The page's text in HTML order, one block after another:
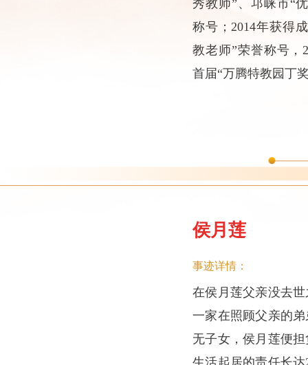
秀教师”、邛崃市“
称号；2014年获得
教老师”荣誉称号，
首届“万腾特教园丁
侯月莲
事迹详情：
在侯月莲父亲没去
一家在照顾父亲的
无子女，侯月莲便
生活起居的责任长